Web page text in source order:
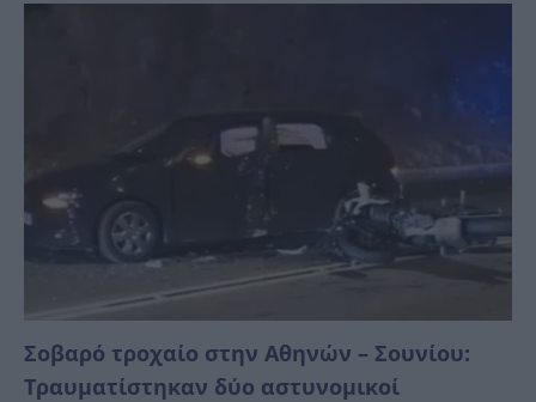
Σοβαρό τροχαίο στην Αθηνών – Σουνίου:
Τραυματίστηκαν δύο αστυνομικοί